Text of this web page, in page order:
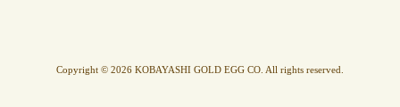
Copyright © 2026 KOBAYASHI GOLD EGG CO. All rights reserved.